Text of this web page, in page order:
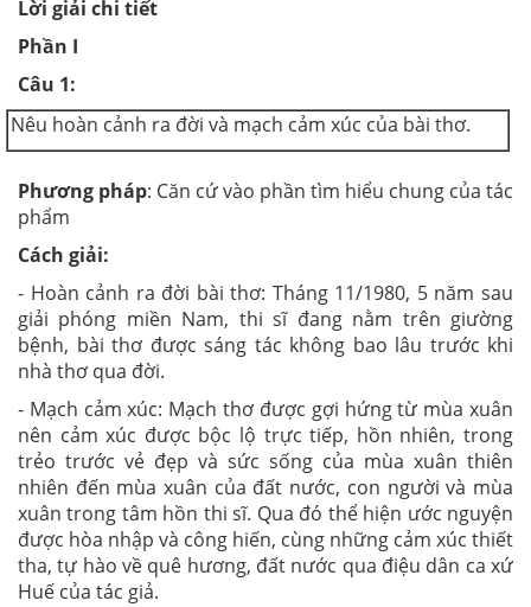
Lời giải chi tiết
Phần I
Câu 1:
Nêu hoàn cảnh ra đời và mạch cảm xúc của bài thơ.
Phương pháp: Căn cứ vào phần tìm hiểu chung của tác
phẩm
Cách giải:
- Hoàn cảnh ra đời bài thơ: Tháng 11/1980, 5 năm sau
giải phóng miền Nam, thi sĩ đang nằm trên giường
bệnh, bài thơ được sáng tác không bao lâu trước khi
nhà thơ qua đời.
- Mạch cảm xúc: Mạch thơ được gợi hứng từ mùa xuân
nên cảm xúc được bộc lộ trực tiếp, hồn nhiên, trong
trẻo trước vẻ đẹp và sức sống của mùa xuân thiên
nhiên đến mùa xuân của đất nước, con người và mùa
xuân trong tâm hồn thi sĩ. Qua đó thể hiện ước nguyện
được hòa nhập và công hiến, cùng những cảm xúc thiết
tha, tự hào về quê hương, đất nước qua điệu dân ca xứ
Huế của tác giả.